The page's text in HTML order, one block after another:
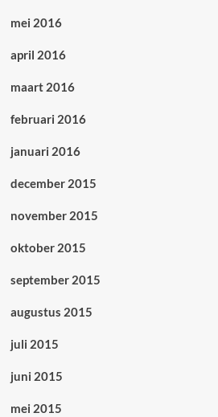
mei 2016
april 2016
maart 2016
februari 2016
januari 2016
december 2015
november 2015
oktober 2015
september 2015
augustus 2015
juli 2015
juni 2015
mei 2015